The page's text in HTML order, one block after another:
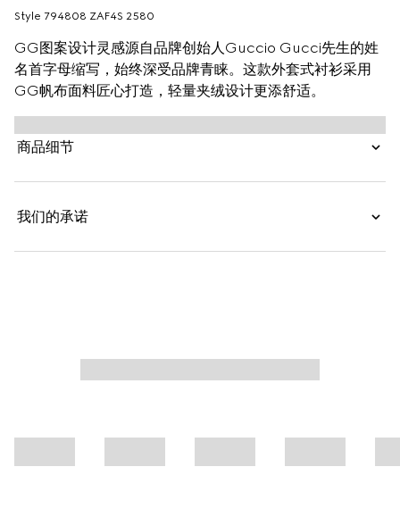
Style ‎794808 ZAF4S 2580
GG图案设计灵感源自品牌创始人Guccio Gucci先生的姓
名首字母缩写，始终深受品牌青睐。这款外套式衬衫采用
GG帆布面料匠心打造，轻量夹绒设计更添舒适。
商品细节
我们的承诺